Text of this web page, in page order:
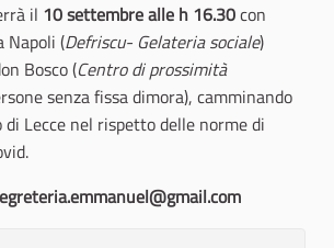
il 10 settembre alle h 16.30con
Napoli (Defriscu- Gelateria sociale)
Bosco (Centro di prossimità
senza fissa dimora), camminando
Lecce nel rispetto delle norme di